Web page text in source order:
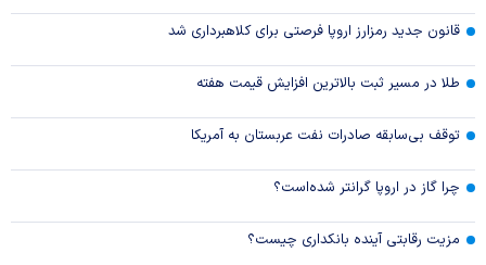
قانون جدید رمزارز اروپا فرصتی برای کلاهبرداری شد
طلا در مسیر ثبت بالاترین افزایش قیمت هفته
توقف بی‌سابقه صادرات نفت عربستان به آمریکا
چرا گاز در اروپا گرانتر شده‌است؟
مزیت رقابتی آینده بانکداری چیست؟